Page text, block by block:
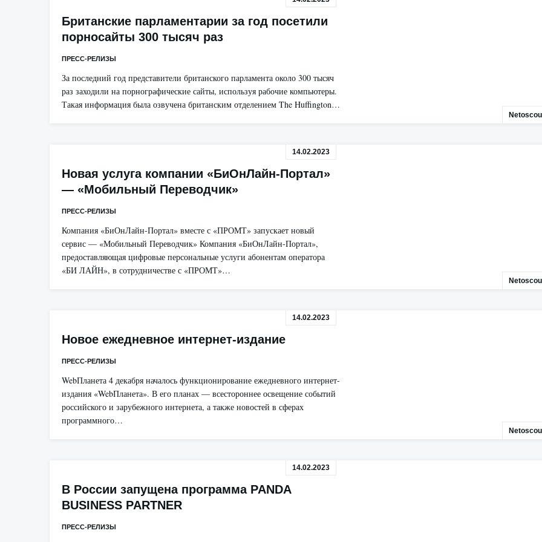
Британские парламентарии за год посетили
порносайты 300 тысяч раз
ПРЕСС-РЕЛИЗЫ
За последний год представители британского парламента около 300 тысяч
раз заходили на порнографические сайты, используя рабочие компьютеры.
Такая информация была озвучена британским отделением The Huffington…
14.02.2023
Новая услуга компании «БиОнЛайн-Портал»
— «Мобильный Переводчик»
ПРЕСС-РЕЛИЗЫ
Компания «БиОнЛайн-Портал» вместе с «ПРОМТ» запускает новый
сервис — «Мобильный Переводчик» Компания «БиОнЛайн-Портал»,
предоставляющая цифровые персональные услуги абонентам оператора
«БИ ЛАЙН», в сотрудничестве с «ПРОМТ»…
14.02.2023
Новое ежедневное интернет-издание
ПРЕСС-РЕЛИЗЫ
WebПланета 4 декабря началось функционирование ежедневного интернет-
издания «WebПланета». В его планах — всестороннее освещение событий
российского и зарубежного интернета, а также новостей в сферах
программного…
14.02.2023
В России запущена программа PANDA
BUSINESS PARTNER
ПРЕСС-РЕЛИЗЫ